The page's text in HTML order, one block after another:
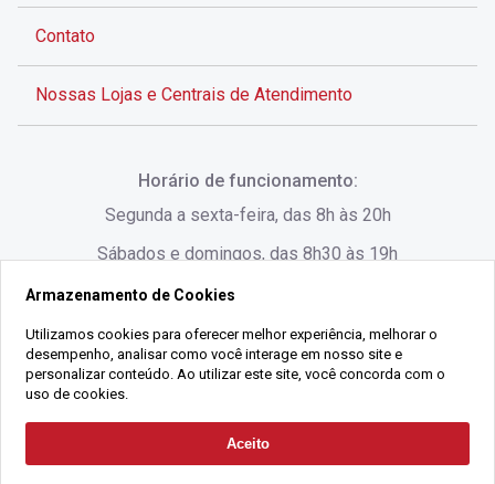
Solicitar Contato
Contato
Nossas Lojas e Centrais de Atendimento
Rua Lauro Linhares, 1080 - Trindade, Florianópolis -
SC
(48) 3220-1045
Alameda César Nascimento, 549, Salas 1, 2 e 3 -
Horário de funcionamento:
Segunda a sexta-feira, das 8h às 20h
Sábados e domingos, das 8h30 às 19h
2021 Copyright - Gralha Imóveis CRECI 008060/O - Todos os direitos
Armazenamento de Cookies
Utilizamos cookies para oferecer melhor experiência, melhorar o
desempenho, analisar como você interage em nosso site e
personalizar conteúdo. Ao utilizar este site, você concorda com o
uso de cookies.
Aceito